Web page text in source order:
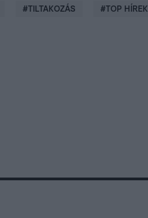
#TILTAKOZÁS #TOP HÍREK